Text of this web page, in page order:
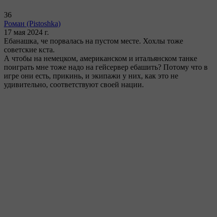
36
Роман (Pistoshka)
17 мая 2024 г.
Ебанашка, че порвалась на пустом месте. Хохлы тоже
советские кста.
А чтобы на немецком, американском и итальянском танке
поиграть мне тоже надо на гейсервер ебашить? Потому что в
игре они есть, прикинь, и экипажи у них, как это не
удивительно, соответствуют своей нации.